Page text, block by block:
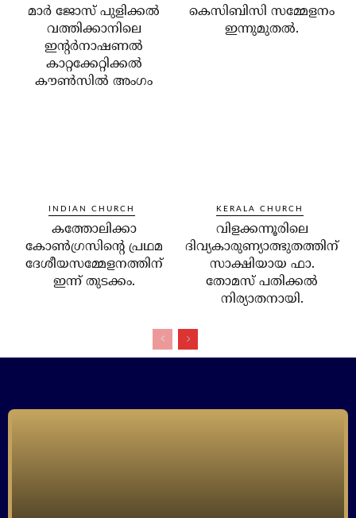
മാര്‍ ജോസ് പുളിക്കല്‍
വത്തിക്കാനിലെ
ഇന്റര്‍നാഷണല്‍
കാറ്റക്കേറ്റിക്കല്‍
കൗണ്‍സില്‍ അംഗം
കെസിബിസി സമ്മേളനം
ഇന്നുമുതല്‍.
INDIAN CHURCH
കത്തോലിക്കാ
കോണ്‍ഗ്രസിന്റെ പ്രഥമ
ദേശീയസമ്മേളനത്തിന്
ഇന്ന് തുടക്കം.
KERALA CHURCH
വിളക്കന്നൂരിലെ
ദിവ്യകാരുണ്യാത്ഭുതത്തിന്
സാക്ഷിയായ ഫാ.
തോമസ് പതിക്കല്‍
നിര്യാതനായി.